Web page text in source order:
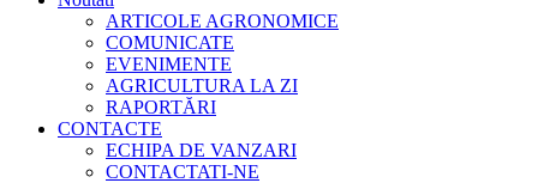
ARTICOLE AGRONOMICE
COMUNICATE
EVENIMENTE
AGRICULTURA LA ZI
RAPORTĂRI
CONTACTE
ECHIPA DE VANZARI
CONTACTATI-NE